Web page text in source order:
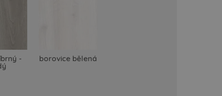
- borovice bělená